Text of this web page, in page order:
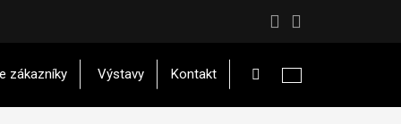
zákazníky Výstavy Kontakt Vyhledávání